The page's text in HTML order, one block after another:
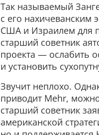
Так называемый
с его нахичеванским
США и Израилем для
старший советник
проекта — ослабить
и установить
Звучит неплохо.
приводит Mehr,
старший советник
американской